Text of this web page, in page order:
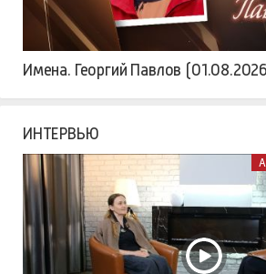
Имена. Георгий Павлов
ИНТЕРВЬЮ